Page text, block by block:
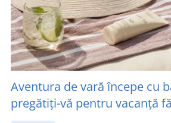
Aventura de vară începe cu
pregătiți-vă pentru vacanță